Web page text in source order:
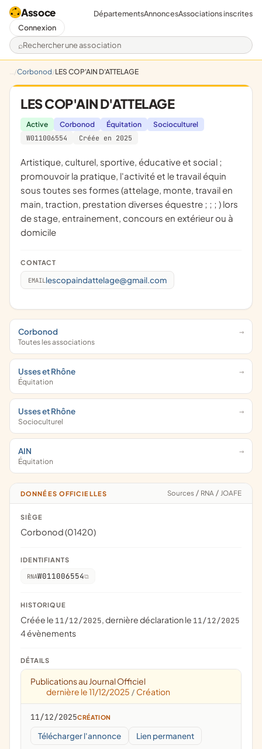
Assoce
Rechercher une association
DépartementsAnnoncesAssociations inscrites
Connexion
Corbonod LES COP'AIN D'ATTELAGE
LES COP'AIN D'ATTELAGE
Active Corbonod Équitation
Socioculturel
W011006554
Créée en 2025
artistique, culturel, sportive, éducative et social ;
promouvoir la pratique, l'activité et le travail équin
sous toutes ses formes (attelage, monte, travail en
main, traction, prestation diverses équestre ; ; ; ) lors
de stage, entrainement, concours en extérieur ou à
domicile
CONTACT
EMAIL lescopaindattelage@gmail.com
Corbonod
Toutes les associations
Usses et Rhône
Équitation
Usses et Rhône
Socioculturel
AIN
Équitation
DONNÉES OFFICIELLES Sources / RNA / JOAFE
SIÈGE
Corbonod (01420)
IDENTIFIANTS
RNAW011006554
HISTORIQUE
Créée le 11/12/2025, dernière déclaration le 11/12/2025
4 évènements
DÉTAILS
Publications au Journal Officiel
dernière le 11/12/2025 / Création
11/12/2025CRÉATION
Télécharger l'annonce Lien permanent